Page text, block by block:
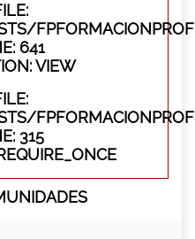
641
VIEW
315